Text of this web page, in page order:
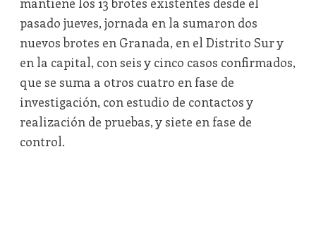
pasado jueves, jornada en la sumaron dos
nuevos brotes en Granada, en el Distrito Sur y
en la capital, con seis y cinco casos confirmados,
que se suma a otros cuatro en fase de
investigación, con estudio de contactos y
realización de pruebas, y siete en fase de
control.